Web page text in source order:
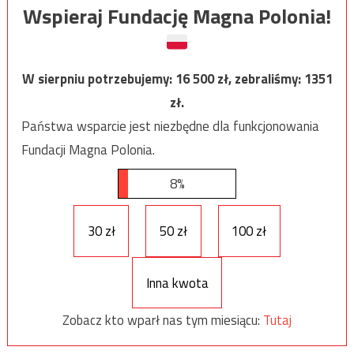
Wspieraj Fundację Magna Polonia!
W sierpniu potrzebujemy:16 500zł, zebraliśmy:1351
zł.
Państwa wsparcie jest niezbędne dla funkcjonowania
Fundacji Magna Polonia.
8%
30 zł 50 zł 100 zł
Inna kwota
Zobacz kto wparł nas tym miesiącu: Tutaj